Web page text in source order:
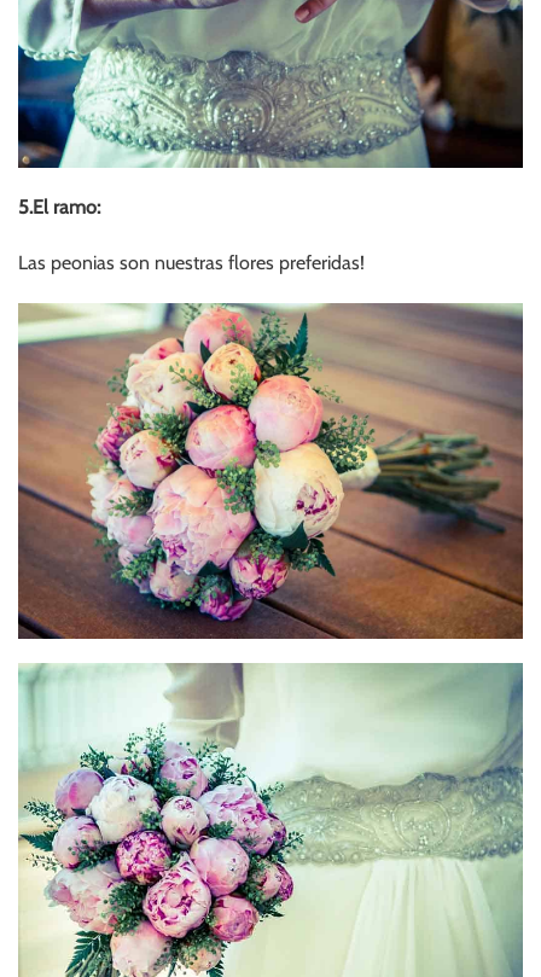
5.El ramo:
Las peonias son nuestras flores preferidas!